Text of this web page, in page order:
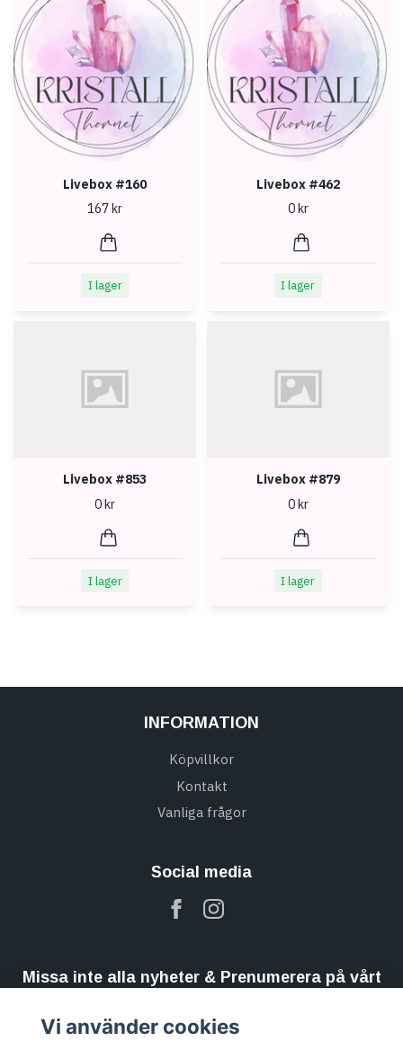
Livebox #160
167 kr
I lager
Livebox #462
0 kr
I lager
Livebox #853
0 kr
I lager
Livebox #879
0 kr
I lager
INFORMATION
Köpvillkor
Kontakt
Vanliga frågor
Social media
Missa inte alla nyheter & Prenumerera på vårt
Vi använder cookies